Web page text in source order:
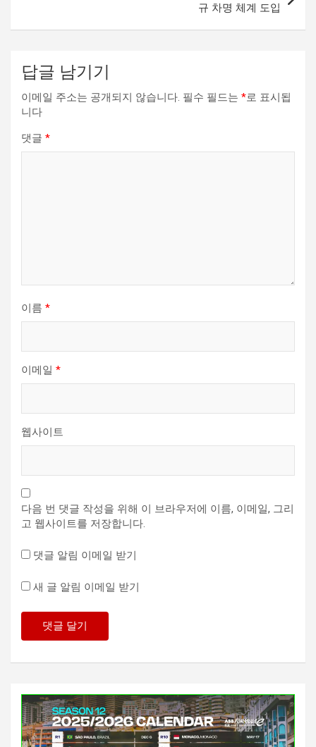
규 차명 체계 도입
답글 남기기
이메일 주소는 공개되지 않습니다. 필수 필드는 *로 표시됩
니다
댓글 *
이름 *
이메일 *
웹사이트
다음 번 댓글 작성을 위해 이 브라우저에 이름, 이메일, 그리
고 웹사이트를 저장합니다.
댓글 알림 이메일 받기
새 글 알림 이메일 받기